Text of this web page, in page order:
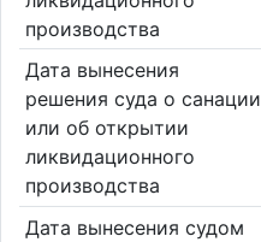
производства
Дата вынесения
решения суда о санации
или об открытии
ликвидационного
производства
Дата вынесения судом